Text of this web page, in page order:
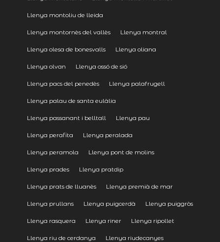
Llenya montoliu de lleida
Llenya montornès del vallès Llenya montral
Llenya olesa de bonesvalls Llenya oliana
Llenya olvan Llenya ossó de sió
Llenya pacs del penedès Llenya palafrugell
Llenya palau de santa eulàlia
Llenya passanant i belltall Llenya pau
Llenya perafita Llenya peralada
Llenya peramola Llenya pont de molins
Llenya prades Llenya pratdip
Llenya prats de lluanès Llenya premià de mar
Llenya prullans Llenya puigcerdà Llenya puiggròs
Llenya rasquera Llenya riner Llenya ripollet
Llenya riu de cerdanya Llenya riudecanyes